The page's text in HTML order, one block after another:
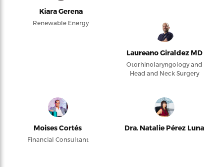
Kiara Gerena
Renewable Energy
Laureano Giraldez MD
Otorhinolaryngology and
Head and Neck Surgery
Moises Cortés
Financial Consultant
Dra. Natalie Pérez Luna